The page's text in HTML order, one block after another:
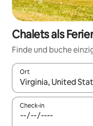
Chalets als
Finde und buche
Ort
Wenn Ergebnisse
Check-in